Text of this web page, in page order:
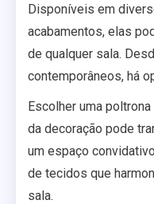
Disponíveis em
acabamentos, elas
de qualquer sala.
contemporâneos, há
Escolher uma
da decoração pode
um espaço
de tecidos que
sala.